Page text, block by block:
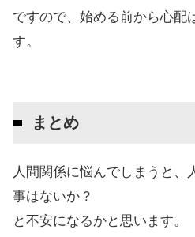
ですので、始める前から心配
す。
まとめ
人間関係に悩んでしまうと、
事はないか？
と不安になるかと思います。